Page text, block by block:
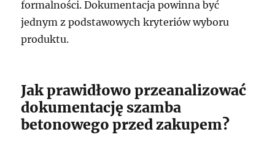
formalności. Dokumentacja powinna być
jednym z podstawowych kryteriów wyboru
produktu.
Jak prawidłowo przeanalizować
dokumentację szamba
betonowego przed zakupem?